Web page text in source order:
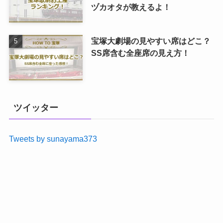
ヅカオタが教えるよ！
宝塚大劇場の見やすい席はどこ？
SS席含む全座席の見え方！
ツイッター
Tweets by sunayama373